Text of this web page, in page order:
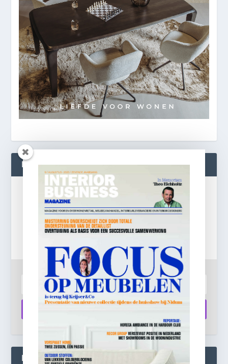
BLIJF OP DE HOOGTE!
Gratis
e-mail nieuwsbrief!
Laat je e-mailadres achter en ontvang dagelijks
INTERIOR BUSINESS LIVE: